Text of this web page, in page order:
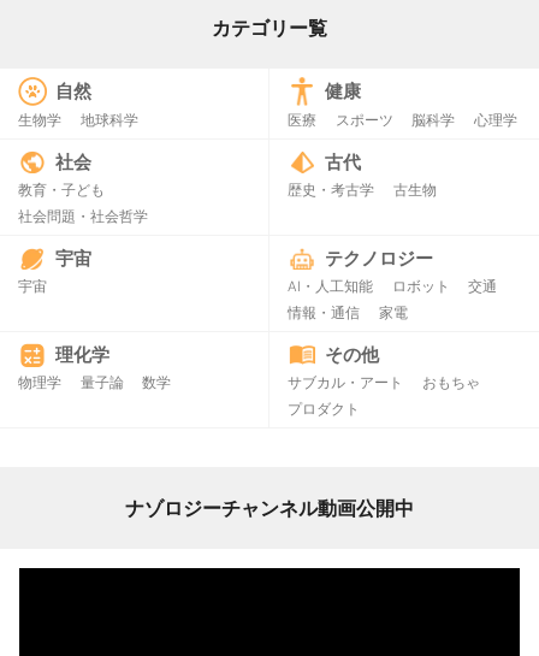
カテゴリー覧
自然
生物学 地球科学
健康
医療 スポーツ 脳科学 心理学
社会
教育・子ども
社会問題・社会哲学
古代
歴史・考古学 古生物
宇宙
宇宙
テクノロジー
AI・人工知能 ロボット
交通
情報・通信
家電
理化学
物理学 量子論 数学
その他
サブカル・アート
おもちゃ
プロダクト
ナゾロジーチャンネル動画公開中